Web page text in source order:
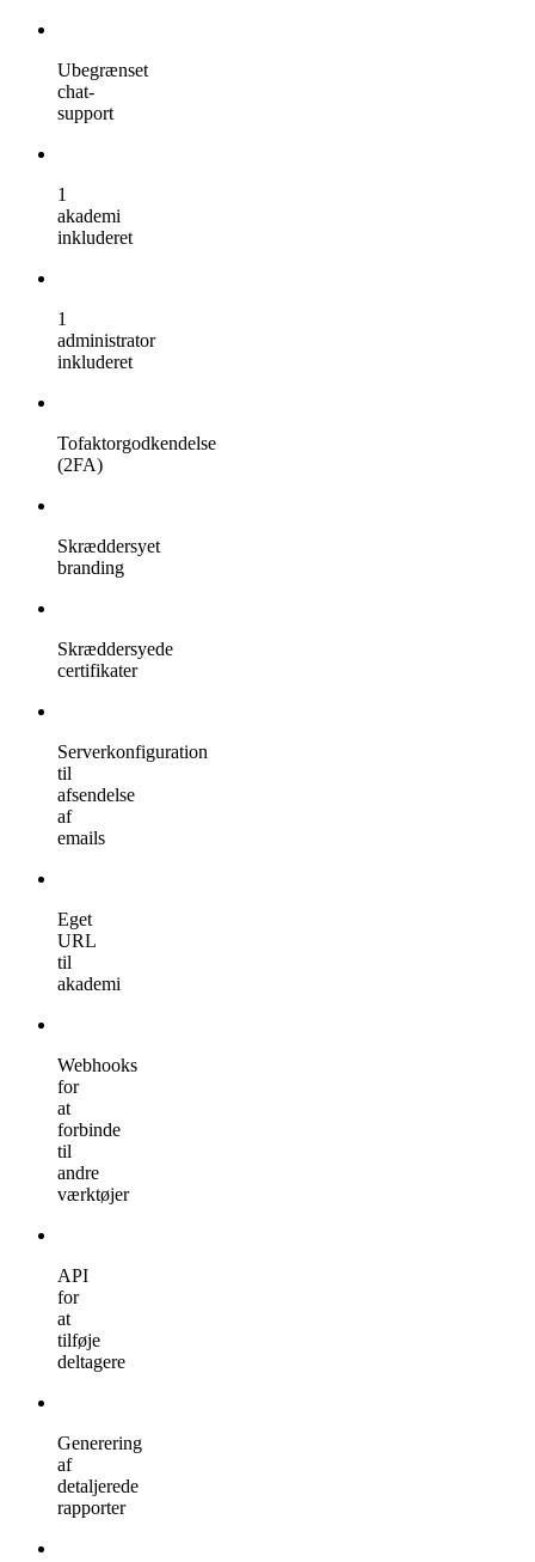
Ubegrænset
chat-
support
1
akademi
inkluderet
1
administrator
inkluderet
Tofaktorgodkendelse
(2FA)
Skræddersyet
branding
Skræddersyede
certifikater
Serverkonfiguration
til
afsendelse
af
emails
Eget
URL
til
akademi
Webhooks
for
at
forbinde
til
andre
værktøjer
API
for
at
tilføje
deltagere
Generering
af
detaljerede
rapporter